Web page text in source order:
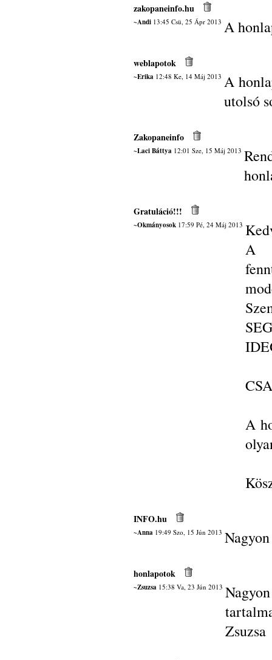
zakopaneinfo.hu
~Andi 13:45 Csü, 25 Ápr 2013 A
weblapotok
~Erika 12:48 Ke, 14 Máj 2013 A
utolsó
Zakopaneinfo
~Laci Báttya 12:01 Sze, 15 Máj 2013
Gratuláció!!!
~Okmányosok 17:59 Pé, 24 Máj 2013
A
A
INFO.hu
~Anna 19:49 Szo, 15 Jún 2013
honlapotok
~Zsuzsa 15:38 Va, 23 Jún 2013
Zsuzsa